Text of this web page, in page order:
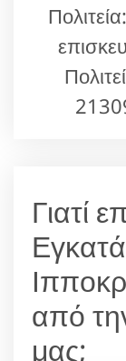
Γιατί
από
μας;